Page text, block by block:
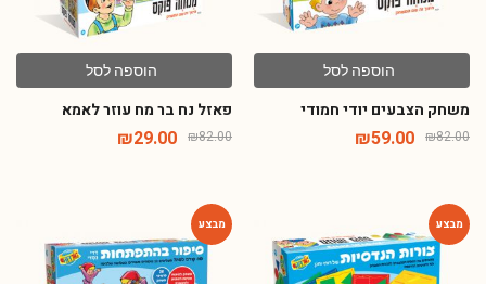
הוספה לסל
משחק הצבעים יודי חמודי
₪82.00
₪59.00
הוספה לסל
פאזל נח בר מח עוזר לאמא
₪82.00
₪29.00